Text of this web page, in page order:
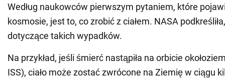
Według naukowców pierwszym pytaniem, które
kosmosie, jest to, co zrobić z ciałem. NASA
dotyczące takich wypadków.
Na przykład, jeśli śmierć nastąpiła na orbicie
ISS), ciało może zostać zwrócone na Ziemię w ciągu